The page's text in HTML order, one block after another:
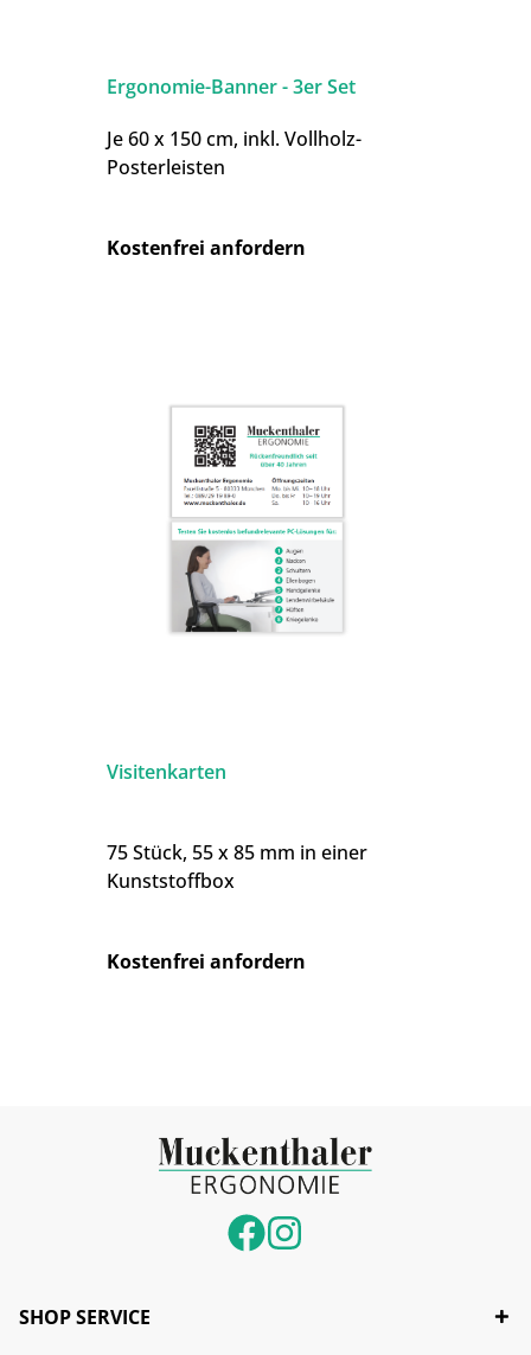
Ergonomie-Banner - 3er Set
Je 60 x 150 cm, inkl. Vollholz-
Posterleisten
Kostenfrei anfordern
Visitenkarten
75 Stück, 55 x 85 mm in einer
Kunststoffbox
Kostenfrei anfordern
SHOP SERVICE